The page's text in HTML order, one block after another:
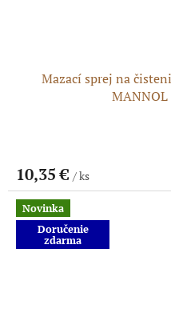
Mazací sprej na
10,35 € / ks
Novinka
Doručenie
zdarma